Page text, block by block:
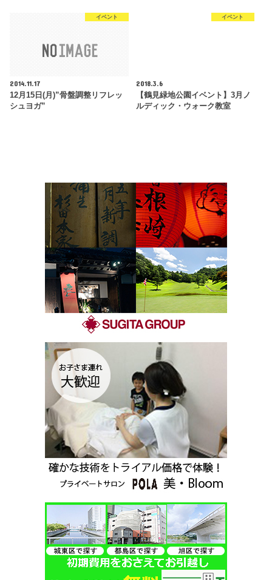
イベント
2014.11.17
12月15日(月)”骨盤調整リフレッ
シュヨガ”
イベント
2018.3.6
【鶴見緑地公園イベント】3月ノ
ルディック・ウォーク教室